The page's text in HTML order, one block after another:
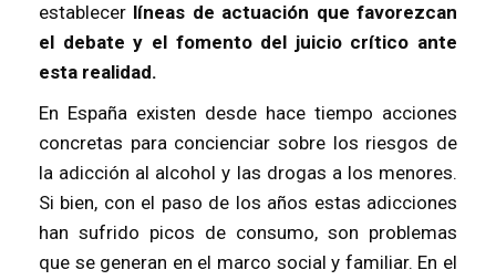
establecer líneas de actuación que favorezcan
el debate y el fomento del juicio crítico ante
esta realidad.
En España existen desde hace tiempo acciones
concretas para concienciar sobre los riesgos de
la adicción al alcohol y las drogas a los menores.
Si bien, con el paso de los años estas adicciones
han sufrido picos de consumo, son problemas
que se generan en el marco social y familiar. En el